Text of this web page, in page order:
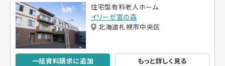
住宅型有料老人ホーム
イリーゼ宮の森
北海道札幌市中央区
一括資料請求に追加 もっと詳しく見る